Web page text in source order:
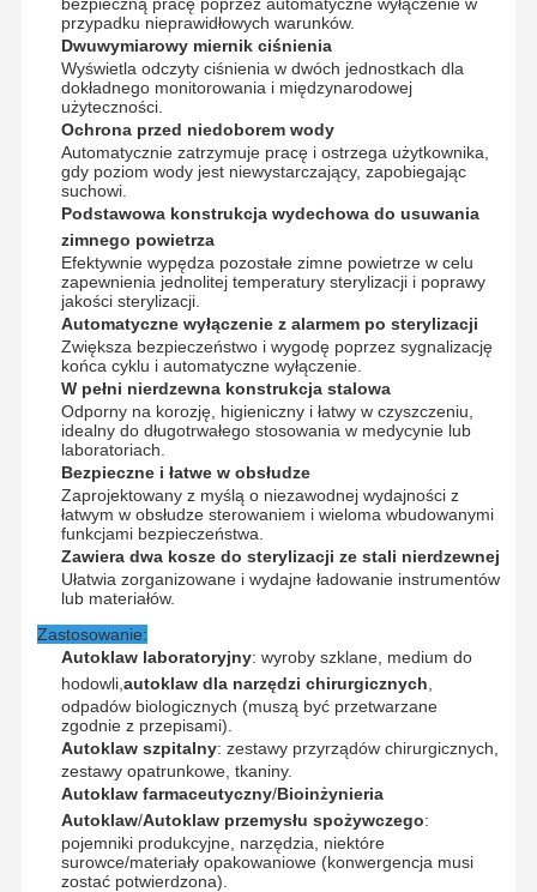
Sterylizator z tlenku etylenu
Sterylizator farmaceutyczny
Myjnia-dezynfektor
Sprzęt CSSD
Sprzęt do uzdatniania wody
Suszarka
Sprzęt laboratoryjny
przypadku nieprawidłowych warunków.
Dwuwymiarowy miernik ciśnienia
Wyświetla odczyty ciśnienia w dwóch jednostkach dla
dokładnego monitorowania i międzynarodowej
użyteczności.
Ochrona przed niedoborem wody
Automatycznie zatrzymuje pracę i ostrzega użytkownika,
gdy poziom wody jest niewystarczający, zapobiegając
suchowi.
Podstawowa konstrukcja wydechowa do usuwania
zimnego powietrza
Efektywnie wypędza pozostałe zimne powietrze w celu
zapewnienia jednolitej temperatury sterylizacji i poprawy
jakości sterylizacji.
Automatyczne wyłączenie z alarmem po sterylizacji
Zwiększa bezpieczeństwo i wygodę poprzez sygnalizację
końca cyklu i automatyczne wyłączenie.
W pełni nierdzewna konstrukcja stalowa
Odporny na korozję, higieniczny i łatwy w czyszczeniu,
idealny do długotrwałego stosowania w medycynie lub
laboratoriach.
Bezpieczne i łatwe w obsłudze
Zaprojektowany z myślą o niezawodnej wydajności z
łatwym w obsłudze sterowaniem i wieloma wbudowanymi
funkcjami bezpieczeństwa.
Zawiera dwa kosze do sterylizacji ze stali nierdzewnej
Ułatwia zorganizowane i wydajne ładowanie instrumentów
lub materiałów.
Zastosowanie:
Autoklaw laboratoryjny: wyroby szklane, medium do
hodowli, autoklaw dla narzędzi chirurgicznych
odpadów biologicznych (muszą być przetwarzane
zgodnie z przepisami).
Autoklaw szpitalny: zestawy przyrządów chirurgicznych,
zestawy opatrunkowe, tkaniny.
Autoklaw farmaceutyczny/Bioinżynieria
Autoklaw/Autoklaw przemysłu spożywczego:
pojemniki produkcyjne, narzędzia, niektóre
surowce/materiały opakowaniowe (konwergencja musi
zostać potwierdzona).